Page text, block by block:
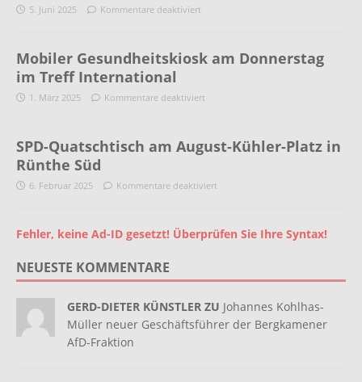
5. Juni 2025 Kommentare deaktiviert
Mobiler Gesundheitskiosk am Donnerstag
im Treff International
1. März 2025 Kommentare deaktiviert
SPD-Quatschtisch am August-Kühler-Platz in
Rünthe Süd
6. Februar 2025 Kommentare deaktiviert
Fehler, keine Ad-ID gesetzt! Überprüfen Sie Ihre Syntax!
NEUESTE KOMMENTARE
GERD-DIETER KÜNSTLER ZU Johannes Kohlhas-
Müller neuer Geschäftsführer der Bergkamener
AfD-Fraktion